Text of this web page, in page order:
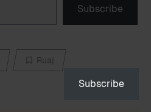
Subscribe
Ruaj
Subscribe